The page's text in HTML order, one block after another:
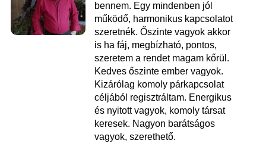
bennem. Egy mindenben jól
működő, harmonikus kapcsolatot
szeretnék. Őszinte vagyok akkor
is ha fáj, megbízható, pontos,
szeretem a rendet magam kőrül.
Kedves őszinte ember vagyok.
Kizárólag komoly párkapcsolat
céljából regisztráltam. Energikus
és nyitott vagyok, komoly társat
keresek. Nagyon barátságos
vagyok, szerethető.